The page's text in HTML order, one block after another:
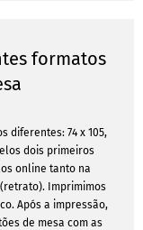
formatos
diferentes: 74 x 105,
dois primeiros
online tanto na
Imprimimos
Após a impressão,
de mesa com as